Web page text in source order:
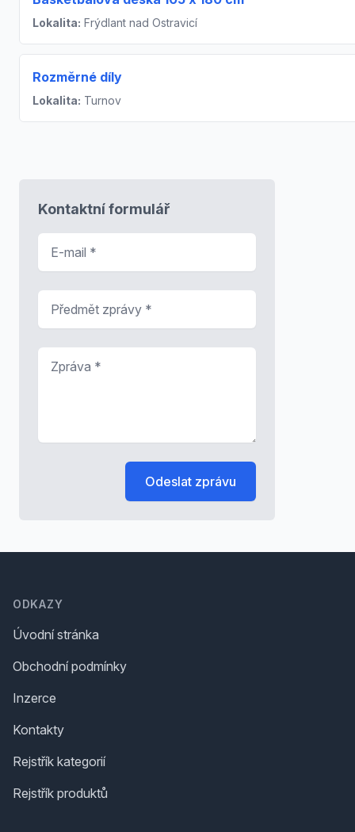
Lokalita: Frýdlant nad Ostravicí
Rozměrné díly
Lokalita: Turnov
Kontaktní formulář
Odeslat zprávu
ODKAZY
Úvodní stránka
Obchodní podmínky
Inzerce
Kontakty
Rejstřík kategorií
Rejstřík produktů